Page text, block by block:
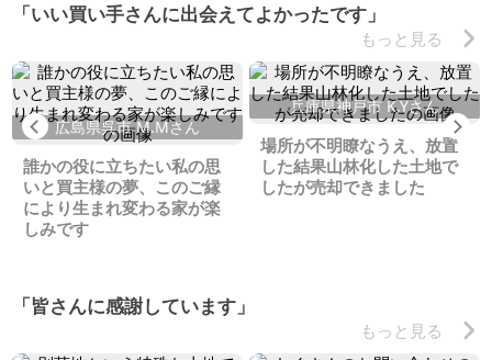
「いい買い手さんに出会えてよかったです」
もっと見る
Previous
広島県呉市 M.Mさん
誰かの役に立ちたい私の思
いと買主様の夢、このご縁
により生まれ変わる家が楽
しみです
兵庫県神戸市 K.Yさん
場所が不明瞭なうえ、放置
した結果山林化した土地で
したが売却できました
「皆さんに感謝しています」
もっと見る